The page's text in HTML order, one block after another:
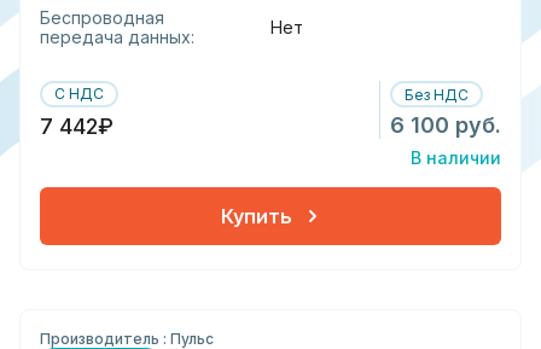
Беспроводная
передача данных:
Нет
С НДС
7 442₽
Без НДС
6 100 руб.
В наличии
Купить
Производитель : Пульс